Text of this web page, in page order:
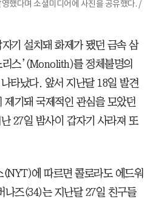
했다며 소셜미디어에 사진을 공유했다. /
기 설치돼 화제가 됐던 금속 삼
스’(Monolith)를 정체불명의
타났다. 앞서 지난달 18일 발견
제기돼 국제적인 관심을 모았던
27일 밤사이 갑자기 사라져 또
에 따르면 콜로라도 에드워
나즈(34)는 지난달 27일 친구들